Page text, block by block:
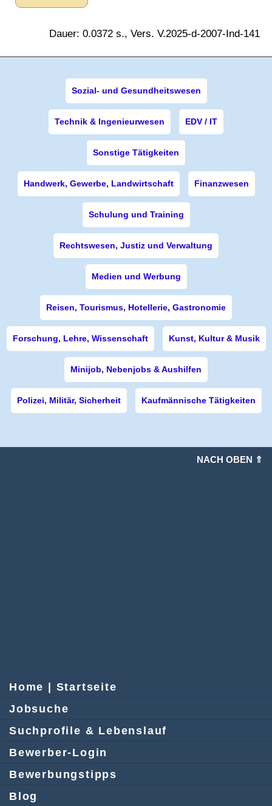
Dauer: 0.0372 s., Vers. V.2025-d-2007-Ind-141
Sozial- und Gesundheitswesen
Technik & Ingenieurwesen EDV / IT
Sonstige Tätigkeiten
Handwerk, Gewerbe, Landwirtschaft Finanzwesen
Schulung und Training
Rechtswesen, Justiz und Verwaltung
Medien und Werbung
Reisen, Tourismus, Hotellerie, Gastronomie
Forschung, Lehre, Wissenschaft Kunst, Kultur & Musik
Minijob, Nebenjobs & Aushilfen
Polizei, Militär, Sicherheit Kaufmännische Tätigkeiten
NACH OBEN ⇑
Home | Startseite
Jobsuche
Suchprofile & Lebenslauf
Bewerber-Login
Bewerbungstipps
Blog